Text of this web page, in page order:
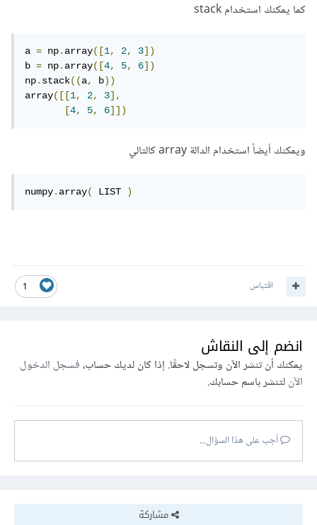
كما يمكنك استخدام stack
a = np.array([1, 2, 3])
b = np.array([4, 5, 6])
np.stack((a, b))
array([[1, 2, 3],
[4, 5, 6]])
ويمكنك أيضاً استخدام الدالة array كالتالي
numpy.array( LIST )
1 اقتباس
انضم إلى النقاش
يمكنك أن تنشر الآن وتسجل لاحقًا. إذا كان لديك حساب،فسجل الدخول
الآنلتنشر باسم حسابك.
أجب على هذا السؤال...
مشاركة